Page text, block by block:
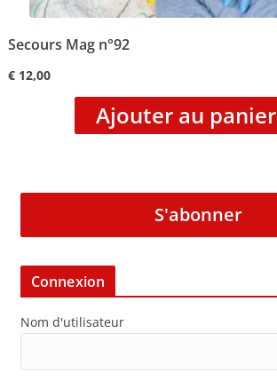
Secours Mag n°92
€12,00
Ajouter au panier
S'abonner
Connexion
Nom d'utilisateur